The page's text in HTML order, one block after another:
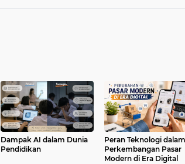
Dampak AI dalam Dunia
Pendidikan
Peran Teknologi dalam
Perkembangan Pasar
Modern di Era Digital